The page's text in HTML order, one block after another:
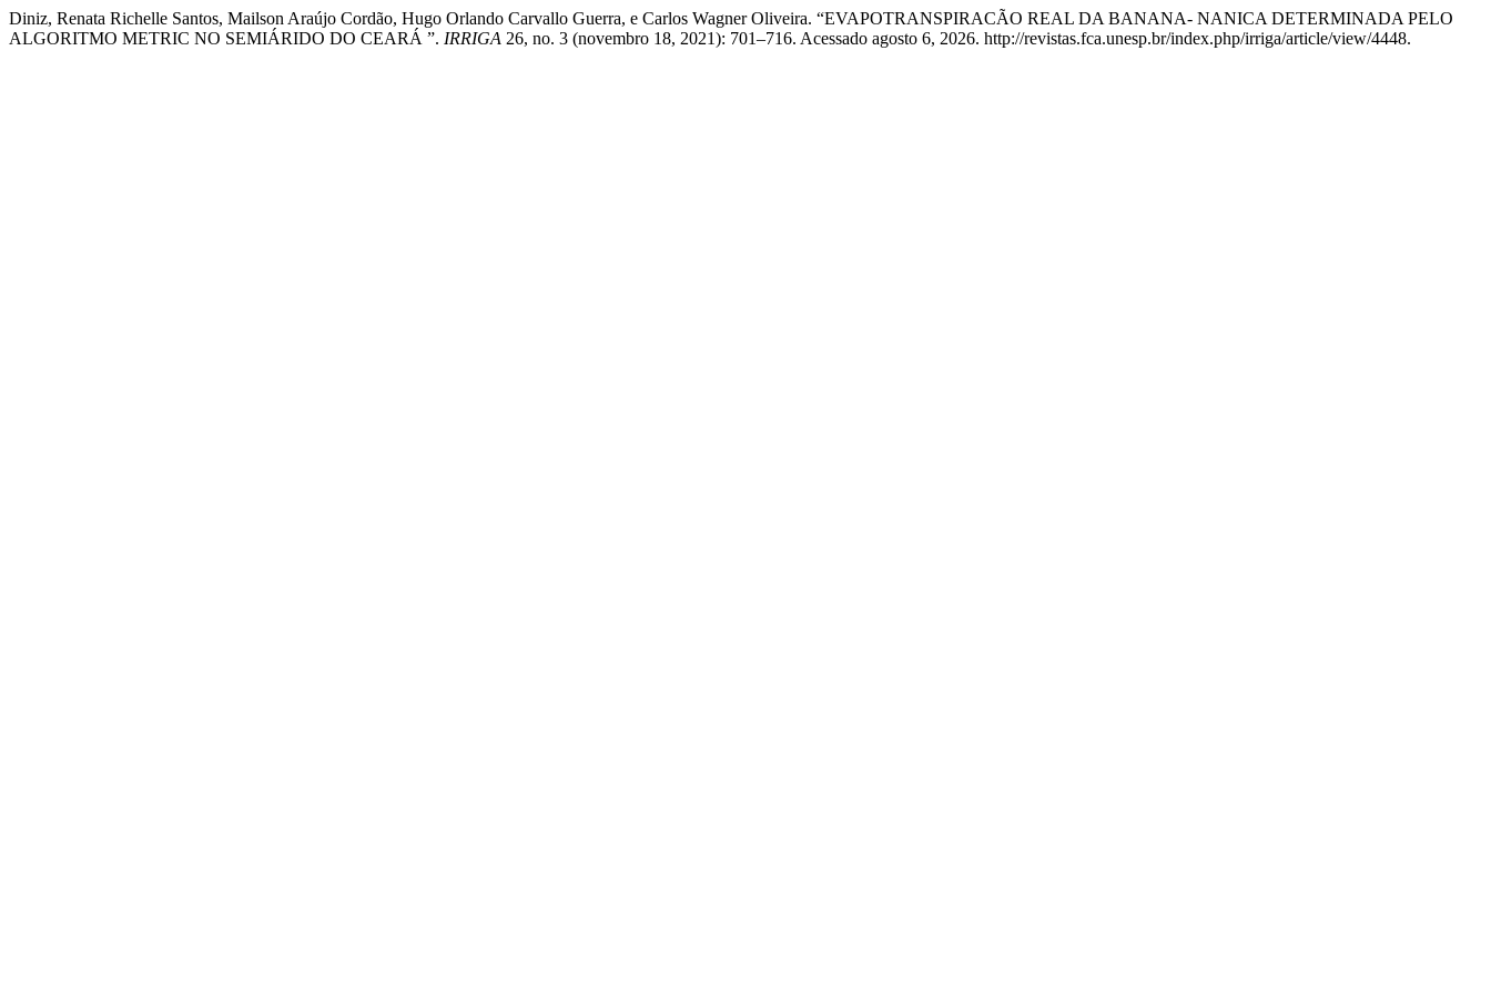
Diniz, Renata Richelle Santos, Mailson Araújo Cordão, Hugo Orlando Carvallo Guerra, e Carlos Wagner Oliveira. “EVAPOTRANSPIRACÃO REAL DA BANANA- NANICA DETERMINADA PELO
ALGORITMO METRIC NO SEMIÁRIDO DO CEARÁ ”. IRRIGA 26, no. 3 (novembro 18, 2021): 701–716. Acessado agosto 6, 2026. http://revistas.fca.unesp.br/index.php/irriga/article/view/4448.